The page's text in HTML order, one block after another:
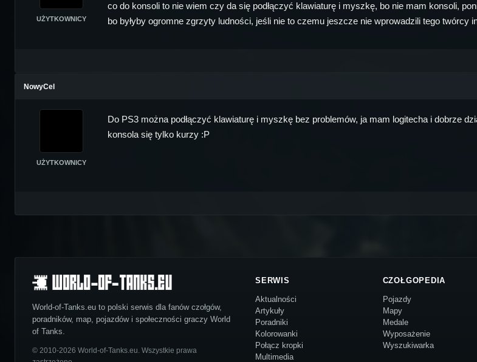
UŻYTKOWNICY
co do konsoli to nie wiem czy da się podłączyć klawiaturę i myszkę, bo nie mam konsoli,
bo byłyby ogromne zgrzyty ludności, jeśli nie to czemu jeszcze nie wprowadzili tego twórcy
NowyCel
UŻYTKOWNICY
Do PS3 można podłączyć klawiaturę i myszkę bez problemów, ja mam logitecha i dobrze
konsola się tylko kurzy :P
World-of-Tanks.eu to polski serwis dla fanów czołgów,
poradników, map, pojazdów i społeczności graczy World
of Tanks.
© 2010-2026 World-of-Tanks.eu. Wszystkie prawa
SERWIS
Aktualności
Artykuły
Poradniki
Kolorowanki
Połącz kropki
Multimedia
CZOŁGOPEDIA
Pojazdy
Mapy
Medale
Wyposażenie
Wyszukiwarka